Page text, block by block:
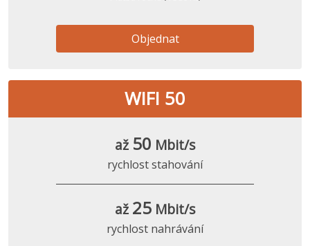
Objednat
WIFI 50
až 50 Mbit/s
rychlost stahování
až 25 Mbit/s
rychlost nahrávání